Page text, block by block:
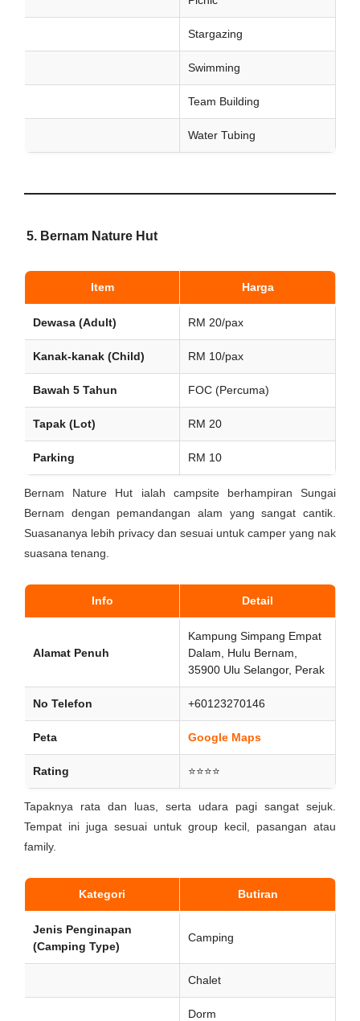
Stargazing
Swimming
Team Building
Water Tubing
5. Bernam Nature Hut
Item Harga
Dewasa (Adult) RM 20/pax
Kanak-kanak (Child) RM 10/pax
Bawah 5 Tahun FOC (Percuma)
Tapak (Lot) RM 20
Parking RM 10
Bernam Nature Hut ialah campsite berhampiran Sungai
Bernam dengan pemandangan alam yang sangat cantik.
Suasananya lebih privacy dan sesuai untuk camper yang nak
suasana tenang.
Info Detail
Alamat Penuh
Kampung Simpang Empat
Dalam, Hulu Bernam,
35900 Ulu Selangor, Perak
No Telefon +60123270146
Peta Google Maps
Rating ⭐⭐⭐⭐
Tapaknya rata dan luas, serta udara pagi sangat sejuk.
Tempat ini juga sesuai untuk group kecil, pasangan atau
family.
Kategori Butiran
Jenis Penginapan
(Camping Type)
Camping
Chalet
Dorm